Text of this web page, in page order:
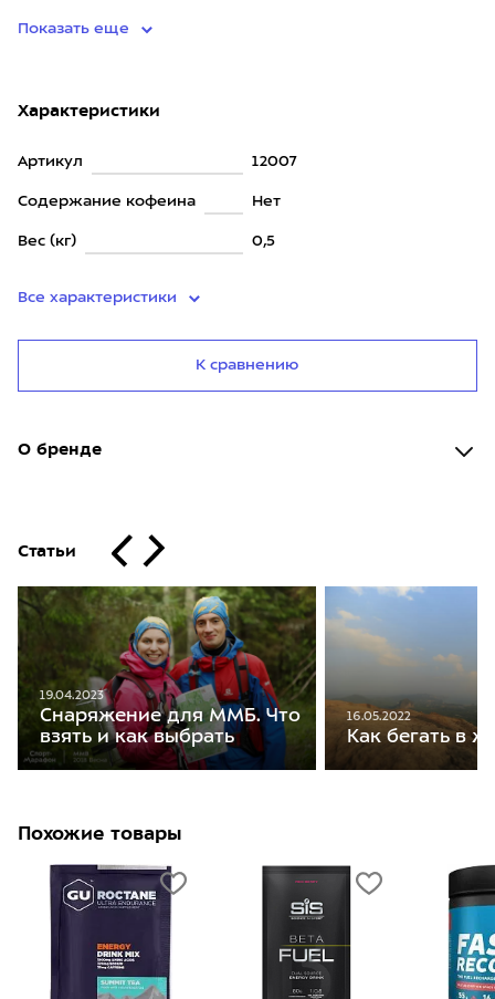
Показать еще
Характеристики
Артикул 12007
Содержание кофеина Нет
Вес (кг) 0,5
Все характеристики
К сравнению
О бренде
Статьи
19.04.2023
Снаряжение для ММБ. Что
взять и как выбрать
16.05.2022
Как бегать в
Похожие товары